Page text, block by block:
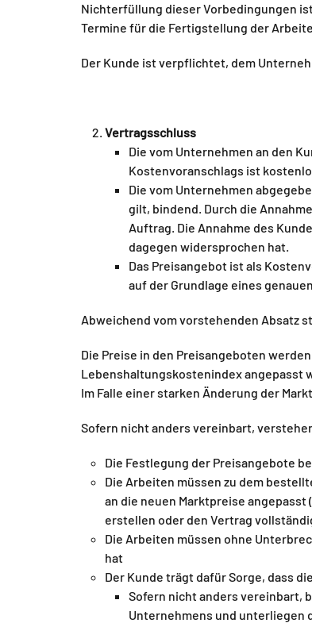
Nichterfüllung dieser Vorbedingungen
Termine für die Fertigstellung der
Der Kunde ist verpflichtet, dem
Vertragsschluss
Die vom Unternehmen an den
Kostenvoranschlags ist
Die vom Unternehmen
gilt, bindend. Durch die
Auftrag. Die Annahme des
dagegen widersprochen hat.
Das Preisangebot ist als
auf der Grundlage eines
Abweichend vom vorstehenden Absatz
Die Preise in den Preisangeboten
Lebenshaltungskostenindex angepasst
Im Falle einer starken Änderung der
Sofern nicht anders vereinbart,
Die Festlegung der Preisangebote
Die Arbeiten müssen zu dem
an die neuen Marktpreise
erstellen oder den Vertrag
Die Arbeiten müssen ohne
hat
Der Kunde trägt dafür Sorge, dass
Sofern nicht anders vereinbart,
Unternehmens und unterliegen